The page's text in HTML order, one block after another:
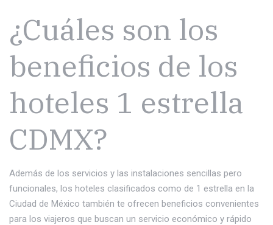
¿Cuáles son los
beneficios de los
hoteles 1 estrella
CDMX?
Además de los servicios y las instalaciones sencillas pero
funcionales, los hoteles clasificados como de 1 estrella en la
Ciudad de México también te ofrecen beneficios convenientes
para los viajeros que buscan un servicio económico y rápido